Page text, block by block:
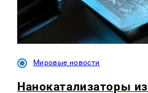
Мировые новости
Нанокатализаторы